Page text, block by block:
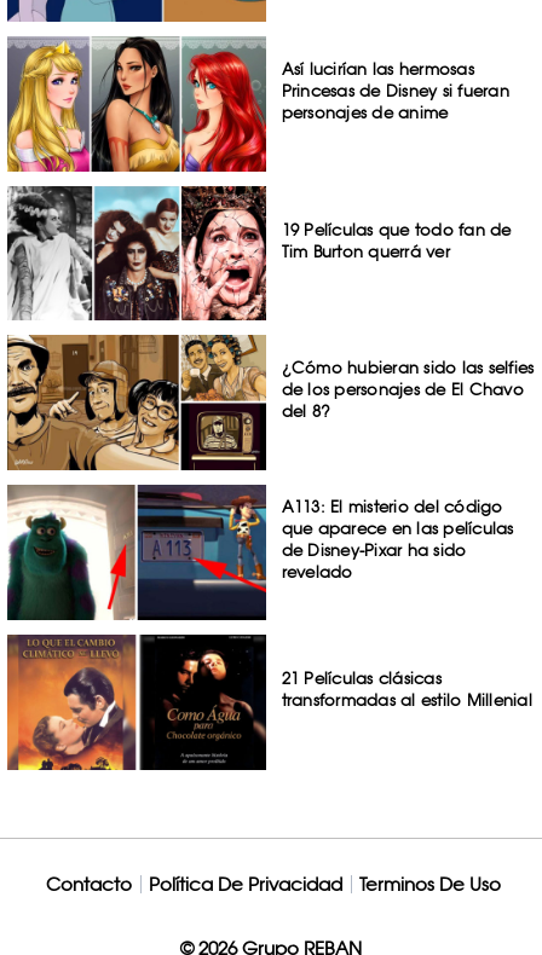
Así lucirían las hermosas
Princesas de Disney si fueran
personajes de anime
19 Películas que todo fan de
Tim Burton querrá ver
¿Cómo hubieran sido las selfies
de los personajes de El Chavo
del 8?
A113: El misterio del código
que aparece en las películas
de Disney-Pixar ha sido
revelado
21 Películas clásicas
transformadas al estilo Millenial
Contacto Política De Privacidad Terminos De Uso
© 2026 Grupo REBAN